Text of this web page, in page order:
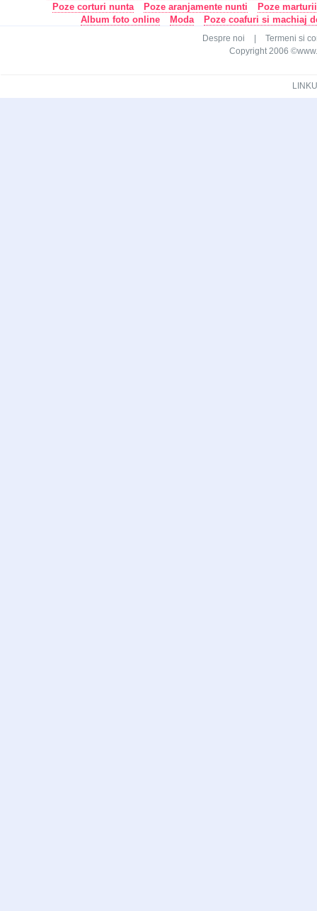
Poze corturi nunta
Poze aranjamente nunti
Poze
Album foto online
Moda Poze coafuri si machiaj
Despre noi
Termeni si
Copyright 2006